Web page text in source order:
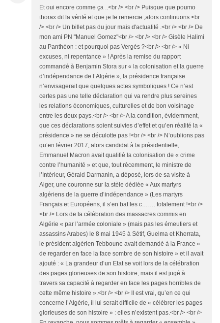
Et oui encore comme ça ..<br /> <br /> Puisque que poumo
thorax dit la vérité et que je le remercie ,alors continuons <br
/> <br /> Un billet pas du jour mais d'actualité .<br /> <br /> De
mon ami PN "Manuel Gomez"<br /> <br /> <br /> Gisèle Halimi
au Panthéon : et pourquoi pas Vergès ?<br /> <br /> « Ni
excuses, ni repentance » ! Après la remise du rapport
commandé à Benjamin Stora sur « la colonisation et la guerre
d’indépendance de l’Algérie », la présidence française
n’envisagerait que quelques actes symboliques ! Ce n’est
certes pas une telle déclaration qui va rendre plus sereines
les relations économiques, culturelles et de bon voisinage
entre les deux pays.<br /> <br /> A la condition, évidemment,
que ces déclarations soient suivies d’effet et qu’en réalité la «
présidence » ne se déculotte pas !<br /> <br /> N’oublions pas
qu’en février 2017, alors candidat à la présidentielle,
Emmanuel Macron avait qualifié la colonisation de « crime
contre l’humanité » et que, tout récemment, le ministre de
l’Intérieur, Gérald Darmanin, a déposé, lors de sa visite à
Alger, une couronne sur la stèle dédiée « Aux martyrs
algériens de la guerre d’indépendance » (Les martyrs
Français et Européens, il s’en bat les c……. totalement !<br />
<br /> Lors de la célébration des massacres commis en
Algérie « par l’armée coloniale » (mais pas les émeutiers et
assassins Arabes) le 8 mai 1945 à Sétif, Guelma et Kherrata,
le président algérien Tebboune avait demandé à la France «
de regarder en face la face sombre de son histoire » et il avait
ajouté : « La grandeur d’un Etat se voit lors de la célébration
des pages glorieuses de son histoire, mais il est jugé à
travers sa capacité à regarder en face les pages horribles de
cette même histoire ».<br /> <br /> Il est vrai, qu’en ce qui
concerne l’Algérie, il lui serait difficile de « célébrer les pages
glorieuses de son histoire » : elles n’existent pas.<br /> <br />